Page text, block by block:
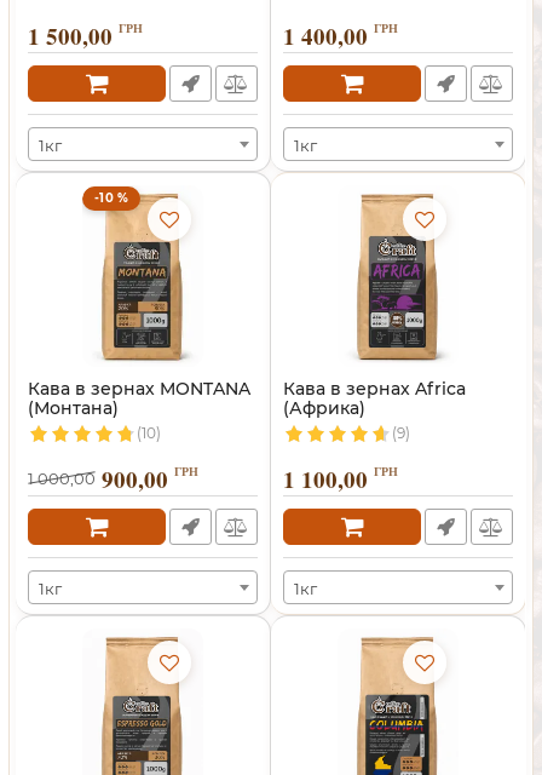
1 500,00 ГРН
1кг
1 400,00 ГРН
1кг
-10 %
Кава в зернах MONTANA
(Монтана)
(10)
1 000,00 900,00 ГРН
1кг
Кава в зернах Africa
(Африка)
(9)
1 100,00 ГРН
1кг